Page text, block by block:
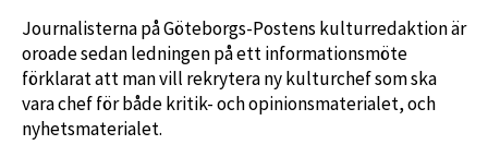
Journalisterna på Göteborgs-Postens kulturredaktion är
oroade sedan ledningen på ett informationsmöte
förklarat att man vill rekrytera ny kulturchef som ska
vara chef för både kritik- och opinionsmaterialet, och
nyhetsmaterialet.